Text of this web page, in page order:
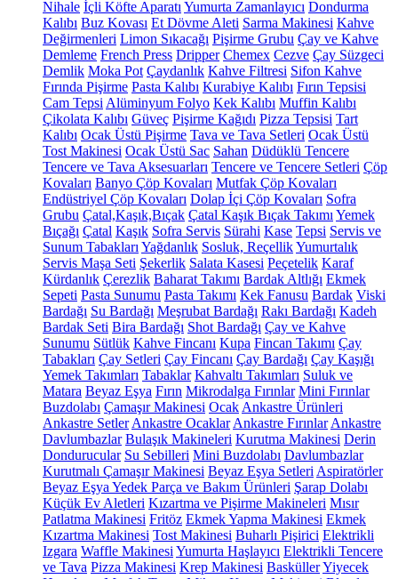
Nihale İçli Köfte Aparatı Yumurta Zamanlayıcı Dondurma
Kalıbı Buz Kovası Et Dövme Aleti Sarma Makinesi Kahve
Değirmenleri Limon Sıkacağı Pişirme Grubu Çay ve Kahve
Demleme French Press Dripper Chemex Cezve Çay Süzgeci
Demlik Moka Pot Çaydanlık Kahve Filtresi Sifon Kahve
Fırında Pişirme Pasta Kalıbı Kurabiye Kalıbı Fırın Tepsisi
Cam Tepsi Alüminyum Folyo Kek Kalıbı Muffin Kalıbı
Çikolata Kalıbı Güveç Pişirme Kağıdı Pizza Tepsisi Tart
Kalıbı Ocak Üstü Pişirme Tava ve Tava Setleri Ocak Üstü
Tost Makinesi Ocak Üstü Sac Sahan Düdüklü Tencere
Tencere ve Tava Aksesuarları Tencere ve Tencere Setleri Çöp
Kovaları Banyo Çöp Kovaları Mutfak Çöp Kovaları
Endüstriyel Çöp Kovaları Dolap İçi Çöp Kovaları Sofra
Grubu Çatal,Kaşık,Bıçak Çatal Kaşık Bıçak Takımı Yemek
Bıçağı Çatal Kaşık Sofra Servis Sürahi Kase Tepsi Servis ve
Sunum Tabakları Yağdanlık Sosluk, ReçellikYumurtalık
Servis Maşa Seti Şekerlik Salata Kasesi Peçetelik Karaf
Kürdanlık Çerezlik Baharat Takımı Bardak Altlığı Ekmek
Sepeti Pasta Sunumu Pasta Takımı Kek Fanusu Bardak Viski
Bardağı Su Bardağı Meşrubat Bardağı Rakı Bardağı Kadeh
Bardak Seti Bira Bardağı Shot Bardağı Çay ve Kahve
Sunumu Sütlük Kahve Fincanı Kupa Fincan Takımı Çay
Tabakları Çay Setleri Çay Fincanı Çay Bardağı Çay Kaşığı
Yemek Takımları Tabaklar Kahvaltı Takımları Suluk ve
Matara Beyaz Eşya Fırın Mikrodalga Fırınlar Mini Fırınlar
Buzdolabı Çamaşır Makinesi Ocak Ankastre Ürünleri
Ankastre Setler Ankastre Ocaklar Ankastre Fırınlar Ankastre
Davlumbazlar Bulaşık Makineleri Kurutma Makinesi Derin
Dondurucular Su Sebilleri Mini Buzdolabı Davlumbazlar
Kurutmalı Çamaşır Makinesi Beyaz Eşya Setleri Aspiratörler
Beyaz Eşya Yedek Parça ve Bakım Ürünleri Şarap Dolabı
Küçük Ev Aletleri Kızartma ve Pişirme Makineleri Mısır
Patlatma Makinesi Fritöz Ekmek Yapma Makinesi Ekmek
Kızartma Makinesi Tost Makinesi Buharlı Pişirici Elektrikli
Izgara Waffle Makinesi Yumurta Haşlayıcı Elektrikli Tencere
ve Tava Pizza Makinesi Krep Makinesi BasküllerYiyecek